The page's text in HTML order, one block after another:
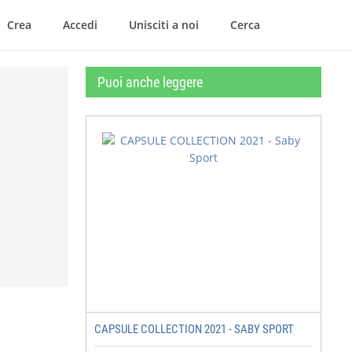
Crea Accedi Unisciti a noi Cerca
Puoi anche leggere
CAPSULE COLLECTION 2021 - SABY SPORT